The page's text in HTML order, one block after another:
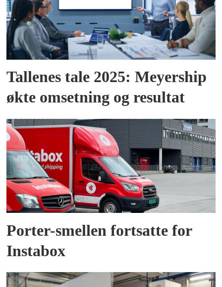
Tallenes tale 2025: Meyership
økte omsetning og resultat
Porter-smellen fortsatte for
Instabox